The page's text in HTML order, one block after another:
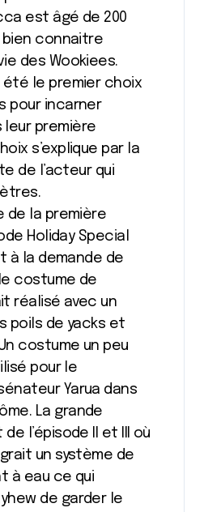
est âgé de 200
bien connaitre
des Wookiees.
été le premier choix
pour incarner
leur première
s’explique par la
de l’acteur qui
de la première
Holiday Special
à la demande de
costume de
réalisé avec un
poils de yacks et
costume un peu
pour le
Yarua dans
La grande
l’épisode II et III où
un système de
à eau ce qui
de garder le